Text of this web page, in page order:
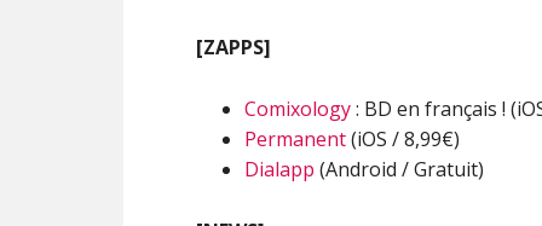
[ZAPPS]
Comixology: BD en français !
Permanent(iOS / 8,99€)
Dialapp (Android / Gratuit)